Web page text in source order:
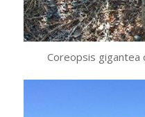
Coreopsis gigantea